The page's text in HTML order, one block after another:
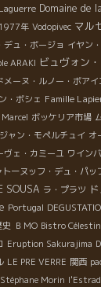
Domaine de
年 Vodopivec マル
デュ・ボージョ イヤン
ARAKI ビュヴォン
メーヌ・ルノー・ボアイ
・ボシェ Famille
ボッケリア市場
ャン・モペルチュイ オ
ヴェ・カミーユ ワイン
トーヌッフ・デュ・パッ
SOUSA ラ・プラツ
Portugal
ＢＭО Bistro Célestin
Eruption Sakurajima
LE PRE VERRE 関西
Stéphane Morin